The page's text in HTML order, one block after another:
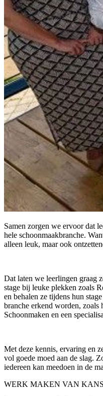
Samen zorgen we ervoor dat
hele schoonmaakbranche.
alleen leuk, maar ook
Dat laten we leerlingen graag
stage bij leuke plekken zoals
en behalen ze tijdens hun
branche erkend worden,
Schoonmaken en een
Met deze kennis, ervaring en
vol goede moed aan de slag.
iedereen kan meedoen in de
WERK MAKEN VAN